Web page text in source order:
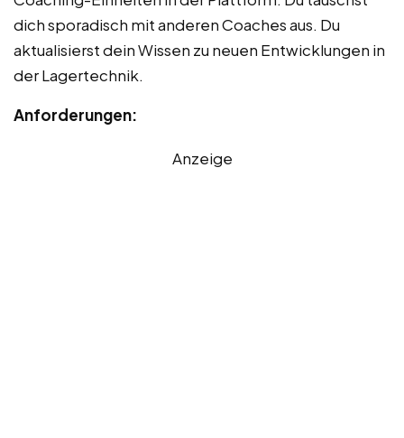
dich sporadisch mit anderen Coaches aus. Du
aktualisierst dein Wissen zu neuen Entwicklungen in
der Lagertechnik.
Anforderungen:
Anzeige